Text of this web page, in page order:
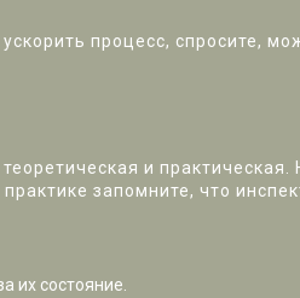
процесс, спросите,
и практическая.
запомните, что
их состояние.